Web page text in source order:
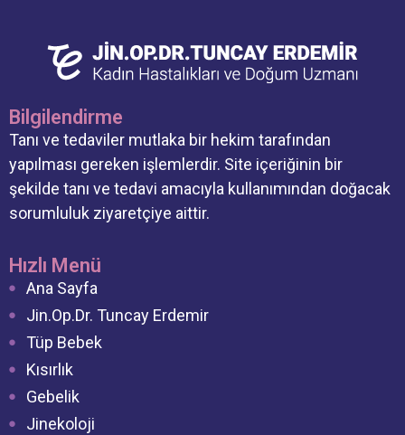
Bilgilendirme
Tanı ve tedaviler mutlaka bir hekim tarafından
yapılması gereken işlemlerdir. Site içeriğinin bir
şekilde tanı ve tedavi amacıyla kullanımından doğacak
sorumluluk ziyaretçiye aittir.
Hızlı Menü
Ana Sayfa
Jin.Op.Dr. Tuncay Erdemir
Tüp Bebek
Kısırlık
Gebelik
Jinekoloji